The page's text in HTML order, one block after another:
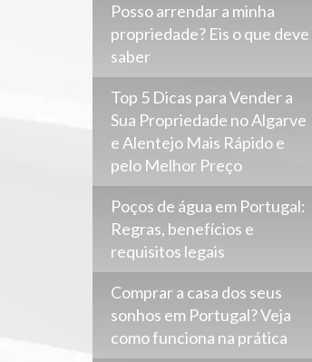
Posso arrendar a minha
propriedade? Eis o que deve
saber
Top 5 Dicas para Vender a
Sua Propriedade no Algarve
e Alentejo Mais Rápido e
pelo Melhor Preço
Poços de água em Portugal:
Regras, benefícios e
requisitos legais
Comprar a casa dos seus
sonhos em Portugal? Veja
como funciona na prática